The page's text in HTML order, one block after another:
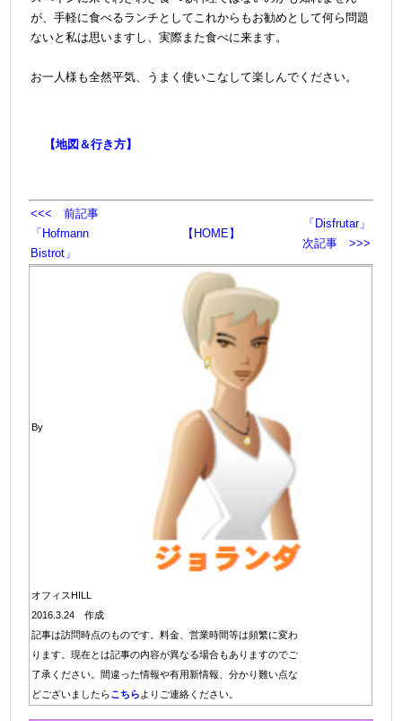
が、手軽に食べるランチとしてこれからもお勧めとして何ら問題
ないと私は思いますし、実際また食べに来ます。
お一人様も全然平気、うまく使いこなして楽しんでください。
【地図＆行き方】
<<< 前記事
「Hofmann
Bistrot」
【HOME】
「Disfrutar」
次記事 >>>
By
オフィスHILL
2016.3.24 作成
記事は訪問時点のものです。料金、営業時間等は頻繁に変わ
ります。現在とは記事の内容が異なる場合もありますのでご
了承ください。間違った情報や有用新情報、分かり難い点な
どございましたらこちら よりご連絡ください。